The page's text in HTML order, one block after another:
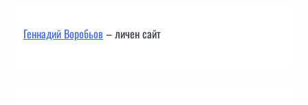
Геннадий Воробьов– личен сайт